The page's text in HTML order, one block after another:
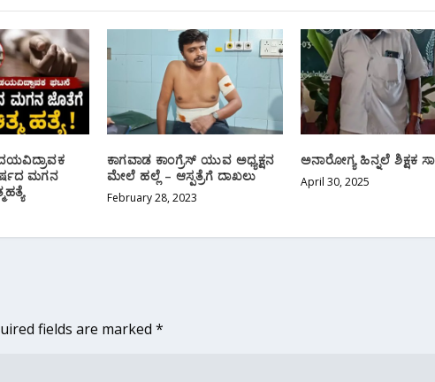
ಮಗನ
ಕಾಗವಾಡ ಕಾಂಗ್ರೆಸ್ ಯುವ ಅಧ್ಯಕ್ಷನ
ಮೇಲೆ ಹಲ್ಲೆ – ಆಸ್ಪತ್ರೆಗೆ ದಾಖಲು
February 28, 2023
ಅನಾರೋಗ್ಯ ಹಿನ್ನಲೆ ಶಿಕ್ಷಕ
April 30, 2025
fields are marked*